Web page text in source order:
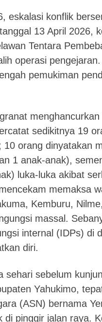
eskalasi konflik
13 April 2026,
Tentara
operasi
pemukiman
sedikitnya 19
10 orang dinyatakan
1 anak-anak),
luka-luka akibat
memaksa
Kemburu,
massal.
internal (IDPs) di
diri.
sehari sebelum
Yahukimo,
(ASN) bernama
di pinggir jalan raya.